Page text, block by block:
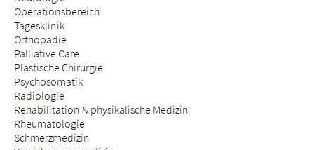
Operationsbereich
Tagesklinik
Orthopädie
Palliative Care
Plastische Chirurgie
Psychosomatik
Radiologie
Rehabilitation & physikalische Medizin
Rheumatologie
Schmerzmedizin